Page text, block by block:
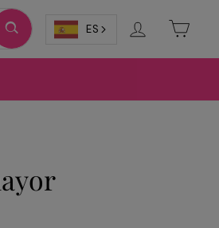
ES Ingresar